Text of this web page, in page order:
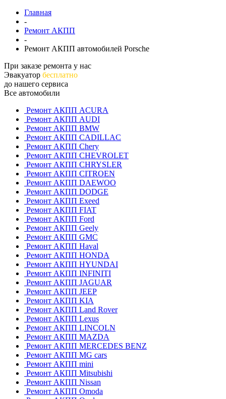
Главная
-
Ремонт АКПП
-
Ремонт АКПП автомобилей Porsche
При заказе ремонта у нас
Эвакуатор бесплатно
до нашего сервиса
Все автомобили
Ремонт АКПП ACURA
Ремонт АКПП AUDI
Ремонт АКПП BMW
Ремонт АКПП CADILLAC
Ремонт АКПП Chery
Ремонт АКПП CHEVROLET
Ремонт АКПП CHRYSLER
Ремонт АКПП CITROEN
Ремонт АКПП DAEWOO
Ремонт АКПП DODGE
Ремонт АКПП Exeed
Ремонт АКПП FIAT
Ремонт АКПП Ford
Ремонт АКПП Geely
Ремонт АКПП GMC
Ремонт АКПП Haval
Ремонт АКПП HONDA
Ремонт АКПП HYUNDAI
Ремонт АКПП INFINITI
Ремонт АКПП JAGUAR
Ремонт АКПП JEEP
Ремонт АКПП KIA
Ремонт АКПП Land Rover
Ремонт АКПП Lexus
Ремонт АКПП LINCOLN
Ремонт АКПП MAZDA
Ремонт АКПП MERCEDES BENZ
Ремонт АКПП MG cars
Ремонт АКПП mini
Ремонт АКПП Mitsubishi
Ремонт АКПП Nissan
Ремонт АКПП Omoda